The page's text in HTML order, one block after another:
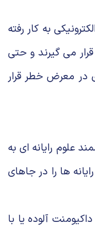
به كار رفته
می گیرند و حتی
در معرض خطر قرار
بزرگی از اینترنت، دو دانشمند علوم رایانه ای به
را دارند. آنها این رایانه ها را در جاهای
را با داكیومنت آلوده یا با